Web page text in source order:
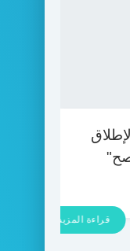
صح"
قراءة المزيد